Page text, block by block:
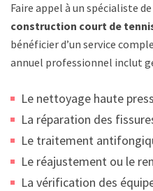
Faire appel à un spécialiste
construction court de
bénéficier d’un service
annuel professionnel inclut
Le nettoyage haute
La réparation des
Le traitement
Le réajustement ou le
La vérification des